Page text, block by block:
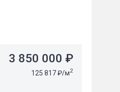
3 850 000 ₽
125 817 ₽/м2